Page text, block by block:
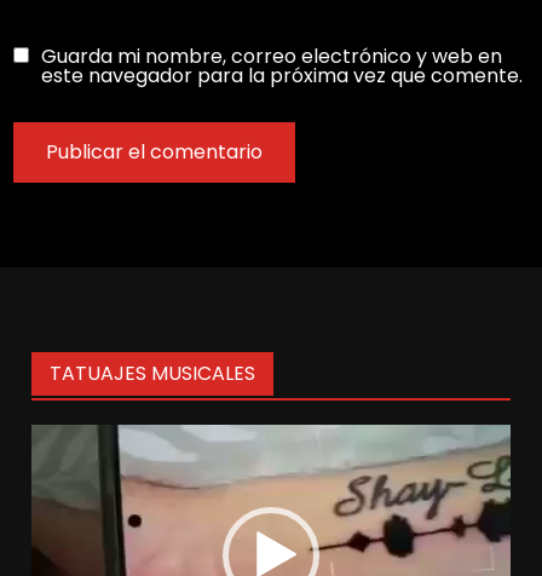
Guarda mi nombre, correo electrónico y web en
este navegador para la próxima vez que comente.
TATUAJES MUSICALES
Reproductor
vídeo